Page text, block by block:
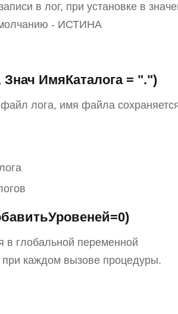
в лог, при установке в
- ИСТИНА
ИмяКаталога = ".")
лога, имя файла
в глобальной переменной
при каждом вызове процедуры.